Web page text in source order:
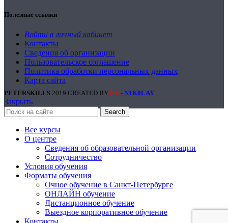
Полезные ссылки
Войти в личный кабинет
Контакты
Сведения об организации
Пользовательское соглашение
Политика обработки персональных данных
Карта сайта
PETERSKILLS 2019 CREATED BY N13- N1K0LAY.
Закрыть
Search
Все курсы
О центре
Сведения об образовательной организации
Сотрудничество
Условия обучения
Форматы обучения
Очное обучение в Санкт-Петербурге
ОНЛАЙН обучение
Дистанционное обучение
Выездное корпоративное обучение